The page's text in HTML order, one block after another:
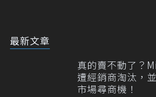
最新文章
真的賣不動了？
遭經銷商淘汰，
市場尋商機！